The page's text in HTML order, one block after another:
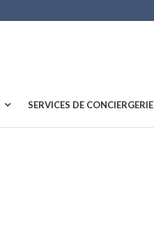
SERVICES DE CONCIERGERIE